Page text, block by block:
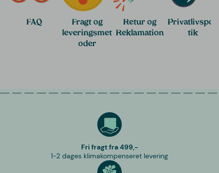
FAQ
Fragt og
leveringsmet
oder
Retur og
Reklamation
Privatlivspoli
tik
Fri fragt fra 499,-
1-2 dages klimakompenseret levering